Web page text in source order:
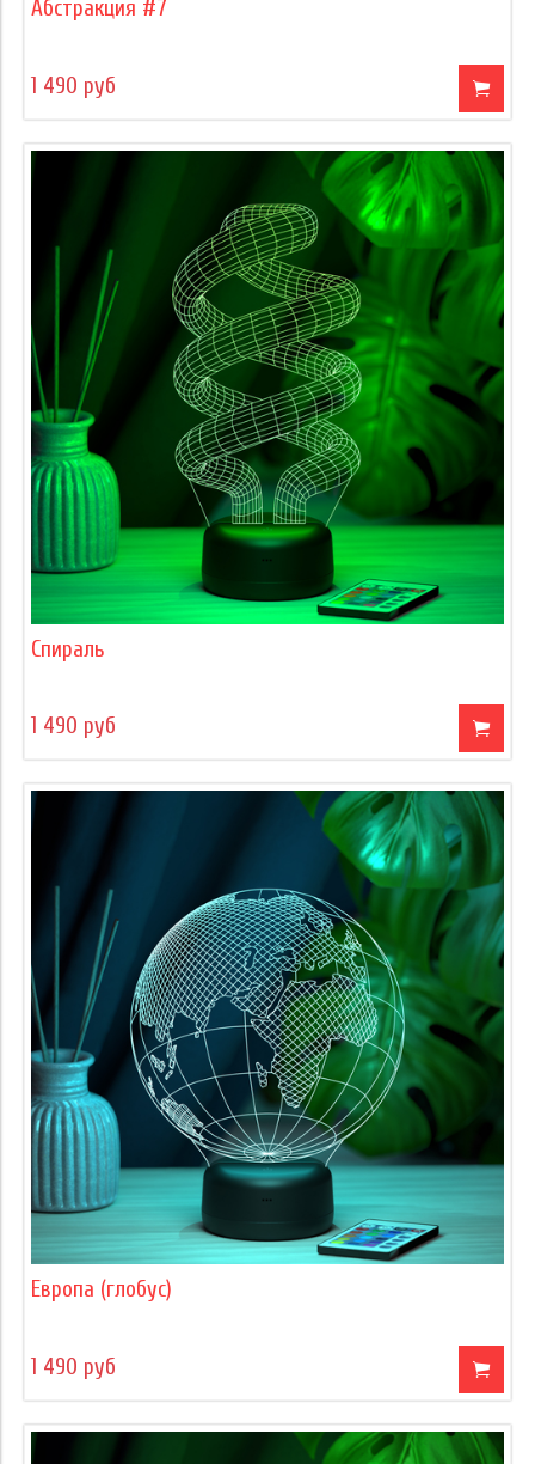
Абстракция #7
1 490 руб
Спираль
1 490 руб
Европа (глобус)
1 490 руб